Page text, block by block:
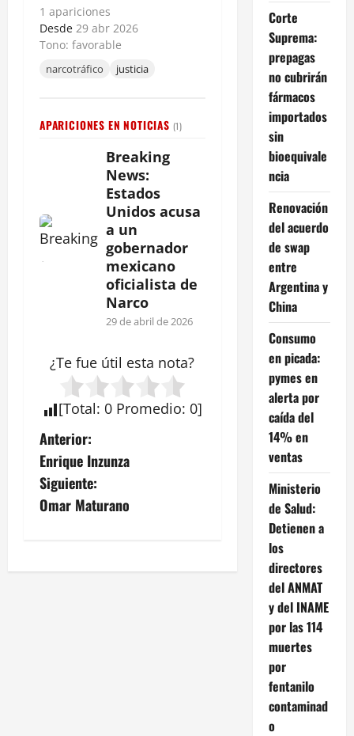
1 apariciones
Desde 29 abr 2026
Tono: favorable
narcotráfico justicia
APARICIONES EN NOTICIAS (1)
Breaking
News:
Estados
Unidos acusa
a un
gobernador
mexicano
oficialista de
Narco
29 de abril de 2026
¿Te fue útil esta nota?
[Total: 0 Promedio: 0]
N
a
v
g
Anterior:
Enrique Inzunza
Siguiente:
Omar Maturano
Corte
Suprema:
prepagas
no cubrirán
fármacos
importados
sin
bioequivale
ncia
Renovación
del acuerdo
de swap
entre
Argentina y
China
Consumo
en picada:
pymes en
alerta por
caída del
14% en
ventas
Ministerio
de Salud:
Detienen a
los
directores
del ANMAT
y del INAME
por las 114
muertes
por
fentanilo
contaminad
o